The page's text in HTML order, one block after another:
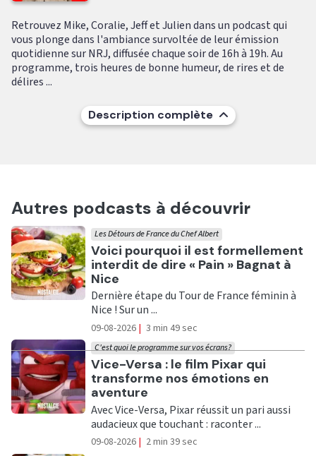
Retrouvez Mike, Coralie, Jeff et Julien dans un podcast qui
vous plonge dans l'ambiance survoltée de leur émission
quotidienne sur NRJ, diffusée chaque soir de 16h à 19h. Au
programme, trois heures de bonne humeur, de rires et de
délires ...
Description complète
Autres podcasts à découvrir
Ecouter
Voici pourquoi il est formellement
interdit de dire « Pain » Bagnat à
Nice
Les Détours de France du Chef Albert
Dernière étape du Tour de France féminin à
Nice ! Sur un ...
09-08-2026 | 3 min 49 sec
Ecouter
Vice-Versa : le film Pixar qui
transforme nos émotions en
aventure
C'est quoi le programme sur vos écrans?
Avec Vice-Versa, Pixar réussit un pari aussi
audacieux que touchant : raconter ...
09-08-2026 | 2 min 39 sec